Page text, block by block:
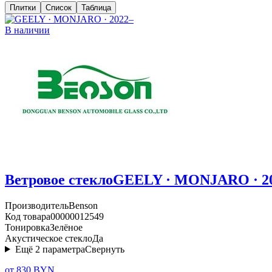
Плитки Список Таблица
В наличии
Ветровое стеклоGEELY · MONJARO ·
ПроизводительBenson
Код товара00000012549
ТонировкаЗелёное
Акустическое стеклоДа
Ещё 2 параметраСвернуть
от 830 BYN